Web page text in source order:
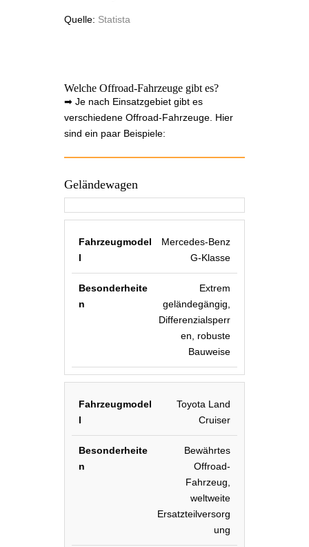
Quelle: Statista
Welche Offroad-Fahrzeuge gibt es?
➡ Je nach Einsatzgebiet gibt es
verschiedene Offroad-Fahrzeuge. Hier
sind ein paar Beispiele:
Geländewagen
Mercedes-Benz
G-Klasse
Extrem
geländegängig,
Differenzialsperr
en, robuste
Bauweise
Toyota Land
Cruiser
Bewährtes
Offroad-
Fahrzeug,
weltweite
Ersatzteilversorg
ung